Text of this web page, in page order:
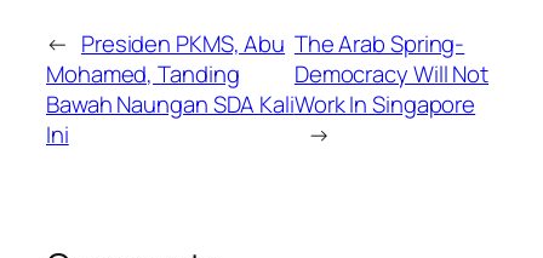
← Presiden PKMS, Abu
Mohamed, Tanding
Bawah Naungan SDA Kali
Ini
The Arab Spring-
Democracy Will Not
Work In Singapore
→